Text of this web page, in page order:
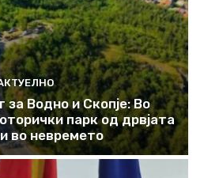
за Водно и Скопје: Во
парк од дрвјата
во невремето